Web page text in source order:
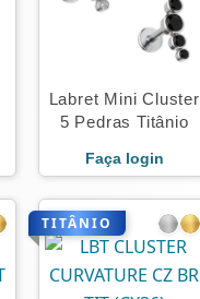
Labret Mini Cluster
5 Pedras Titânio
Faça login
TITÂNIO